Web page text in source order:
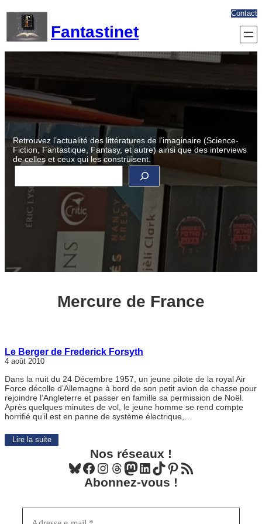
contenu
Fantastinet
Contact
Retrouvez l’actualité des littératures de l’imaginaire (Science-
Fiction, Fantastique, Fantasy, et autre) ainsi que des interviews
de celles et ceux qui les construisent.
R
c
Mercure de France
Le Berger de Frederick Forsyth
4 août 2010
Dans la nuit du 24 Décembre 1957, un jeune pilote de la royal Air
Force décolle d’Allemagne à bord de son petit avion de chasse pour
rejoindre l’Angleterre et passer en famille sa permission de Noël.
Après quelques minutes de vol, le jeune homme se rend compte
horrifié qu’il est en panne de système électrique,…
Lire la suite
Nos réseaux !
Bluesky Facebook Instagram Threads Mastodon LinkedIn TikTok Pinterest Flux RSS
Abonnez-vous !